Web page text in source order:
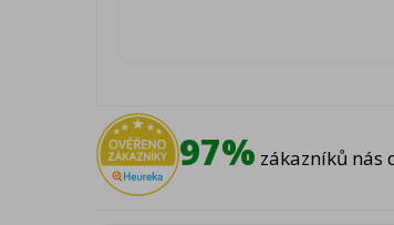
97% zákazníků nás